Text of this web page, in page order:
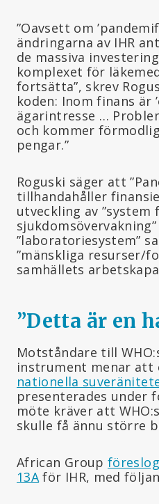
”Oavsett om
ändringarna av IHR
de massiva
komplexet för
fortsätta”, skrev
koden: Inom finans är
ägarintresse …
och kommer
pengar.”
Roguski säger att
tillhandahåller
utveckling av
sjukdomsövervakning”
”laboratoriesystem”
”mänskliga resurser/
samhällets
”Detta är en
Motståndare till
instrument menar att
nationella
presenterades under
möte kräver att
skulle få ännu större
African Groupföreslog
13A för IHR, med